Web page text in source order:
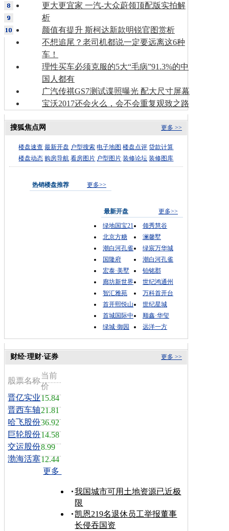
更大更宜家 一汽-大众蔚领顶配版实拍解
析
颜值有提升 斯柯达新款明锐官图赏析
不想追尾？老司机都说一定要远离这6种
车！
理性买车必须克服的5大“毛病”91.3%的中
国人都有
广汽传祺GS7测试谍照曝光 配大尺寸屏幕
宝沃2017还会火么，会不会重复观致之路
更多 >>
搜狐焦点网
楼盘速查 最新开盘 户型搜索 电子地图 楼盘点评 贷款计算
楼盘动态 购房导航 看房图片 户型图片 装修论坛 装修图库
热销楼盘推荐 更多>>
最新开盘
更多>>
绿地国宝21
领秀慧谷
北京方糖
澜馨墅
潮白河孔雀
绿宸万华城
国隆府
潮白河孔雀
宏泰·美墅
铂铭郡
廊坊新世界
世纪鸿通州
智汇雅苑
万科首开台
首开熙悦山
世纪星城
首城国际中
顺鑫·华玺
绿城·御园
远洋一方
更多 >>
财经·理财·证券
股票名称
当前
价
晋亿实业15.84
晋西车轴21.81
哈飞股份36.92
巨轮股份14.58
交运股份8.99
渤海活塞12.44
更多
我国城市可用土地资源已近极
限
凯恩219名退休员工举报董事
长侵吞国资